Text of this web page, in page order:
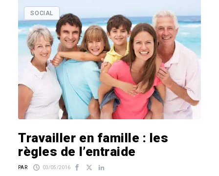
SOCIAL
Travailler en famille : les
règles de l’entraide
PAR 03/05/2016